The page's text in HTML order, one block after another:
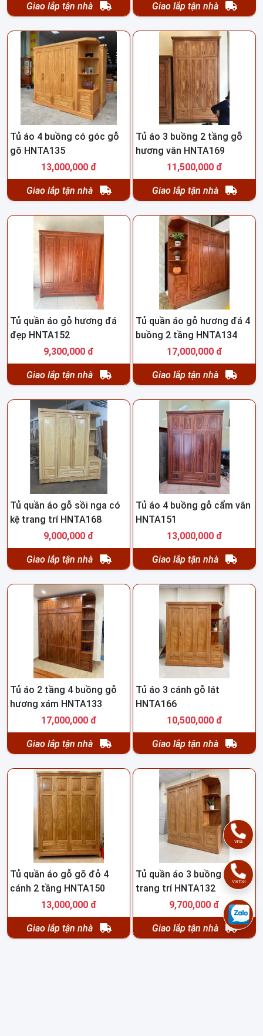
Giao lắp tận nhà Giao lắp tận nhà
Tủ áo 4 buồng có góc gỗ
gõ HNTA135
13,000,000 đ
Giao lắp tận nhà
Tủ áo 3 buồng 2 tầng gỗ
hương vân HNTA169
11,500,000 đ
Giao lắp tận nhà
Tủ quần áo gỗ hương đá
đẹp HNTA152
9,300,000 đ
Giao lắp tận nhà
Tủ quần áo gỗ hương đá 4
buồng 2 tầng HNTA134
17,000,000 đ
Giao lắp tận nhà
Tủ quần áo gỗ sồi nga có
kệ trang trí HNTA168
9,000,000 đ
Giao lắp tận nhà
Tủ áo 4 buồng gỗ cẩm vân
HNTA151
13,000,000 đ
Giao lắp tận nhà
Tủ áo 2 tầng 4 buồng gỗ
hương xám HNTA133
17,000,000 đ
Giao lắp tận nhà
Tủ áo 3 cánh gỗ lát
HNTA166
10,500,000 đ
Giao lắp tận nhà
Tủ quần áo gỗ gõ đỏ 4
cánh 2 tầng HNTA150
13,000,000 đ
Giao lắp tận nhà
Tủ quần áo 3 buồng có kệ
trang trí HNTA132
9,700,000 đ
Giao lắp tận nhà
Vina
Viettel